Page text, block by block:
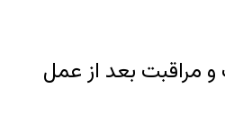
و مراقبت بعد از عمل